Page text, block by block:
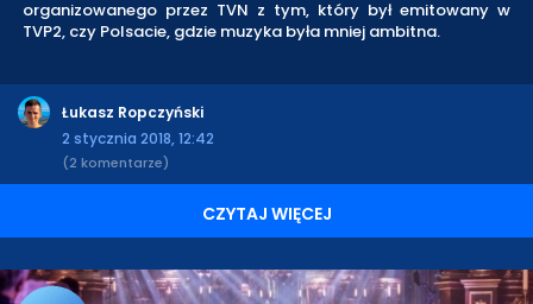
organizowanego przez TVN z tym, który był emitowany w
TVP2, czy Polsacie, gdzie muzyka była mniej ambitna.
Łukasz Ropczyński
2 stycznia 2018, 12:42
(2 komentarze)
CZYTAJ WIĘCEJ